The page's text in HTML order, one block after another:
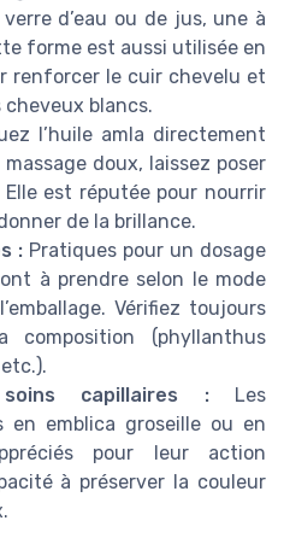
d’eau ou de jus, une à
forme est aussi utilisée en
renforcer le cuir chevelu et
cheveux blancs.
l’huile amla directement
doux, laissez poser
est réputée pour nourrir
de la brillance.
: Pratiques pour un dosage
à prendre selon le mode
Vérifiez toujours
(phyllanthus
capillaires :Les
en emblica groseille ou en
pour leur action
à préserver la couleur